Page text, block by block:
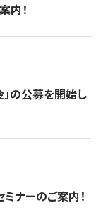
内！
」の公募を開始し
ナーのご案内！